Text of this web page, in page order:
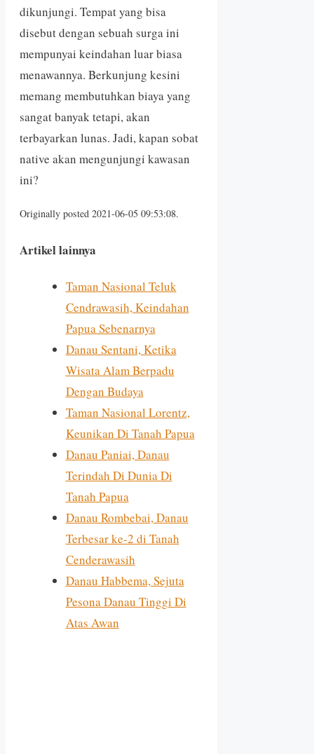
dikunjungi. Tempat yang bisa
disebut dengan sebuah surga ini
mempunyai keindahan luar biasa
menawannya. Berkunjung kesini
memang membutuhkan biaya yang
sangat banyak tetapi, akan
terbayarkan lunas. Jadi, kapan sobat
native akan mengunjungi kawasan
ini?
Originally posted 2021-06-05 09:53:08.
Artikel lainnya
Taman Nasional Teluk
Cendrawasih, Keindahan
Papua Sebenarnya
Danau Sentani, Ketika
Wisata Alam Berpadu
Dengan Budaya
Taman Nasional Lorentz,
Keunikan Di Tanah Papua
Danau Paniai, Danau
Terindah Di Dunia Di
Tanah Papua
Danau Rombebai, Danau
Terbesar ke-2 di Tanah
Cenderawasih
Danau Habbema, Sejuta
Pesona Danau Tinggi Di
Atas Awan